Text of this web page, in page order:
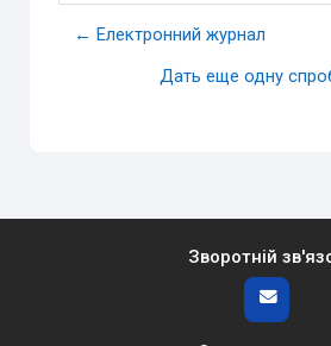
← Електронний журнал
Дать еще одну
Зворотній